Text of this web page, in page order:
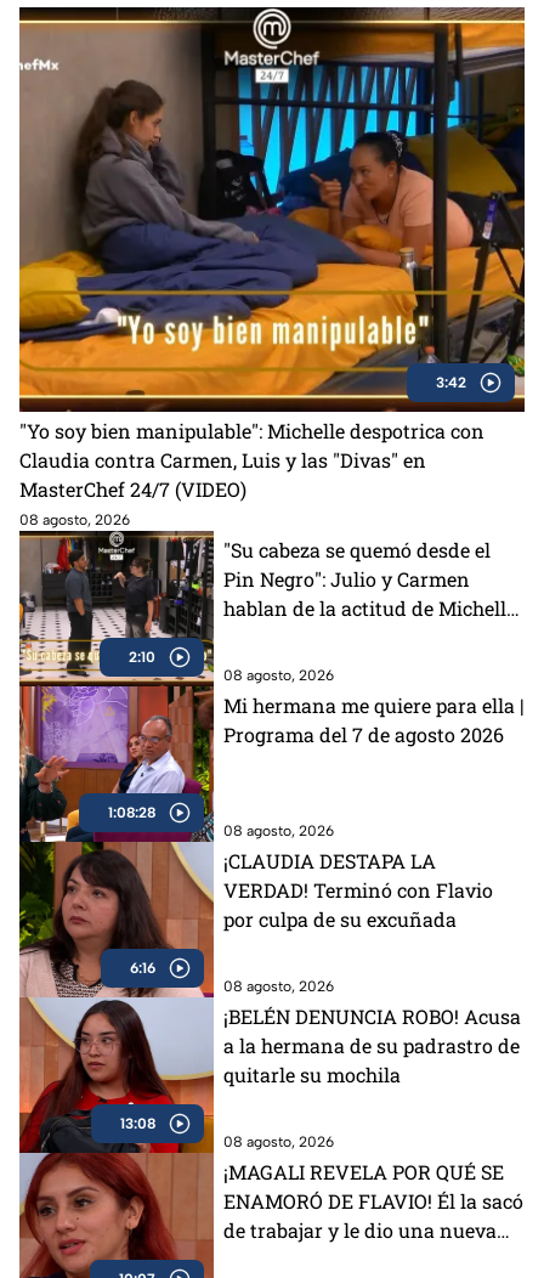
3:42
"Yo soy bien manipulable": Michelle despotrica con
Claudia contra Carmen, Luis y las "Divas" en
MasterChef 24/7 (VIDEO)
08 agosto, 2026
2:10
"Su cabeza se quemó desde el
Pin Negro": Julio y Carmen
hablan de la actitud de Michelle
08 agosto, 2026
1:08:28
Mi hermana me quiere para ella |
Programa del 7 de agosto 2026
08 agosto, 2026
6:16
¡CLAUDIA DESTAPA LA
VERDAD! Terminó con Flavio
por culpa de su excuñada
08 agosto, 2026
13:08
¡BELÉN DENUNCIA ROBO! Acusa
a la hermana de su padrastro de
quitarle su mochila
08 agosto, 2026
¡MAGALI REVELA POR QUÉ SE
ENAMORÓ DE FLAVIO! Él la sacó
de trabajar y le dio una nueva